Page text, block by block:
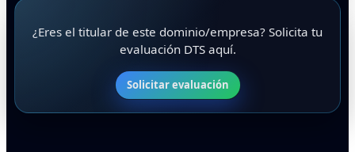
¿Eres el titular de este dominio/empresa? Solicita tu
evaluación DTS aquí.
Solicitar evaluación